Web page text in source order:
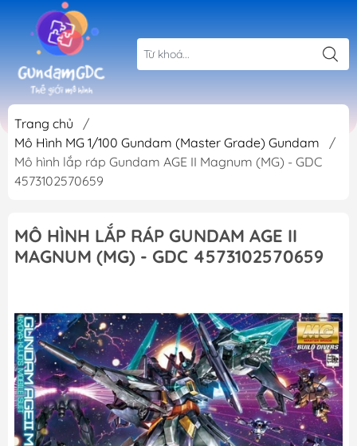
Trang chủ
/
Mô Hình MG 1/100 Gundam (Master Grade) Gundam
/
Mô hình lắp ráp Gundam AGE II Magnum (MG) - GDC
4573102570659
MÔ HÌNH LẮP RÁP GUNDAM AGE II
MAGNUM (MG) - GDC 4573102570659